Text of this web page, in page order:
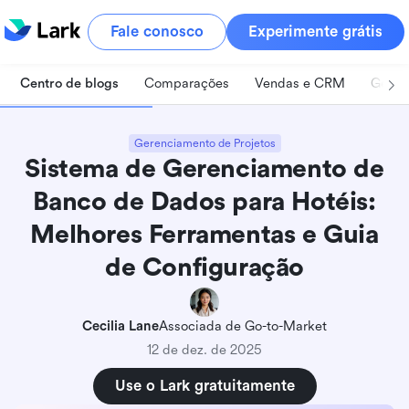
Fale conosco Experimente grátis
Centro de blogs Comparações Vendas e CRM
Gerenciamento de Projetos
Sistema de Gerenciamento de
Banco de Dados para Hotéis:
Melhores Ferramentas e Guia
de Configuração
Cecilia LaneAssociada de Go-to-Market
12 de dez. de 2025
Use o Lark gratuitamente